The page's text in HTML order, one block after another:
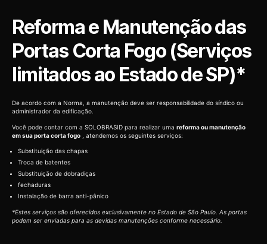
Reforma e Manutenção das
Portas Corta Fogo (Serviços
limitados ao Estado de SP)*
De acordo com a Norma, a manutenção deve ser responsabilidade do síndico ou
administrador da edificação.
Você pode contar com a SOLOBRASID para realizar uma reforma ou manutenção
em sua porta corta fogo , atendemos os seguintes serviços:
Substituição das chapas
Troca de batentes
Substituição de dobradiças
fechaduras
Instalação de barra anti-pânico
*Estes serviços são oferecidos exclusivamente no Estado de São Paulo. As portas
podem ser enviadas para as devidas manutenções conforme necessário.